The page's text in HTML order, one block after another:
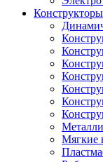
Конструкторы
Мягкие